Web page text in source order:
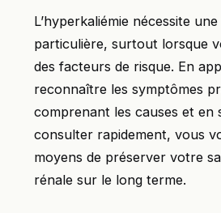
L’hyperkaliémie nécessite
particulière, surtout lorsque
des facteurs de risque. En
reconnaître les symptômes
comprenant les causes et en
consulter rapidement, vous
moyens de préserver votre
rénale sur le long terme.